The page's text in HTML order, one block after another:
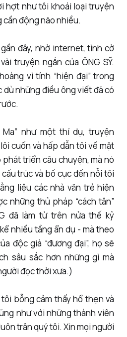
hợt như tôi khoái loại truyện
cần động não nhiều.
đây, nhờ internet, tình cờ
truyện ngắn của ÔNG SỸ.
vì tính “hiện đại” trong
dù những điều ông viết đã có
Ma” như một thí dụ, truyện
cuốn và hấp dẫn tôi về mặt
triển câu chuyện, mà nó
cấu trúc và bố cục đến nỗi tôi
liệu các nhà văn trẻ hiện
những thủ pháp “cách tân”
đã làm từ trên nửa thế kỷ
nhiều tầng ẩn dụ - mà theo
độc giả “đương đại”, họ sẽ
sâu sắc hơn những gì mà
đọc thời xưa.)
bỗng cảm thấy hổ thẹn và
như với những thành viên
trân quý tôi. Xin mọi người